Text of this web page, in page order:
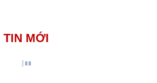
TIN MỚI